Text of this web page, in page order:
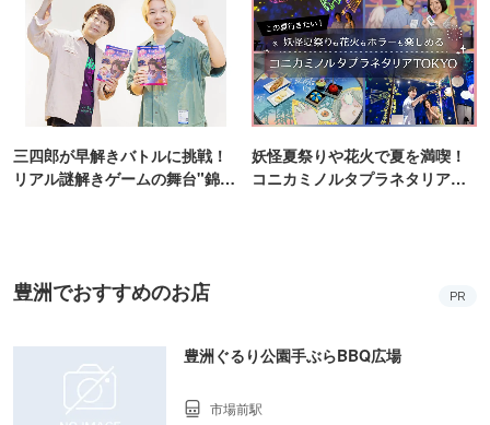
三四郎が早解きバトルに挑戦！
リアル謎解きゲームの舞台"錦糸
妖怪夏祭りや花火で夏を満喫！
コニカミノルタプラネタリア
豊洲でおすすめのお店 PR
豊洲ぐるり公園手ぶらBBQ広場
市場前駅